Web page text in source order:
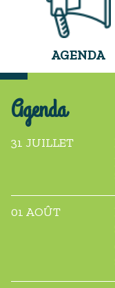
AGENDA
Agenda
31 JUILLET
01 AOÛT